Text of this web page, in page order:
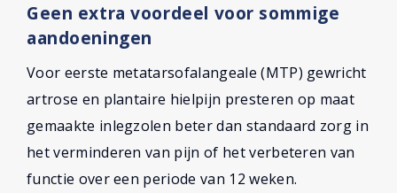
Geen extra voordeel voor sommige
aandoeningen
Voor eerste metatarsofalangeale (MTP) gewricht
artrose en plantaire hielpijn presteren op maat
gemaakte inlegzolen beter dan standaard zorg in
het verminderen van pijn of het verbeteren van
functie over een periode van 12 weken.